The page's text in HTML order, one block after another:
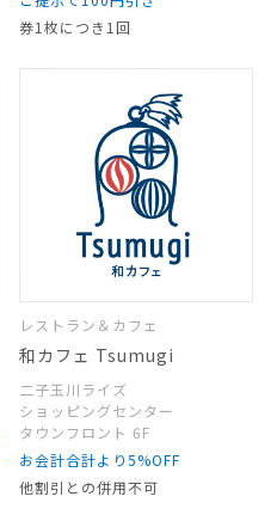
券1枚につき1回
レストラン＆カフェ
和カフェ Tsumugi
二子玉川ライズ
ショッピングセンター
タウンフロント 6F
お会計合計より5%OFF
他割引との併用不可